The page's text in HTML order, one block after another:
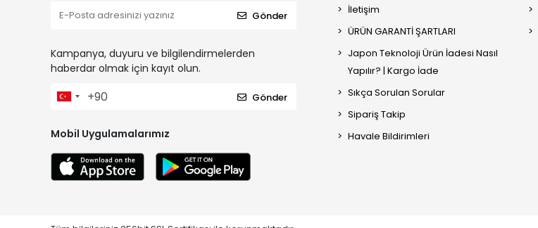
Gönder
Kampanya, duyuru ve bilgilendirmelerden
haberdar olmak için kayıt olun.
Gönder
Mobil Uygulamalarımız
İletişim
ÜRÜN GARANTİ ŞARTLARI
Japon Teknoloji Ürün İadesi Nasıl
Yapılır? | Kargo İade
Sıkça Sorulan Sorular
Sipariş Takip
Havale Bildirimleri